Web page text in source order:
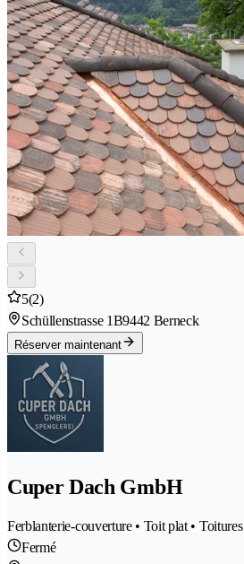
5(2)
Schüllenstrasse 1B9442 Berneck
Réserver maintenant
Cuper Dach GmbH
Ferblanterie-couverture • Toit plat • Toitures
Fermé